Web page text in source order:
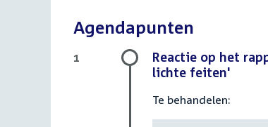
Agendapunten
Reactie op het
lichte feiten'
Te behandelen:
1